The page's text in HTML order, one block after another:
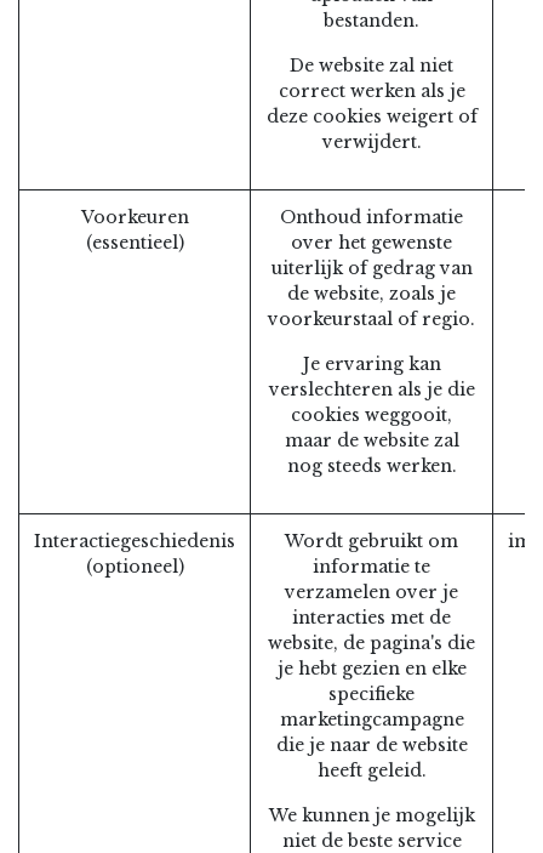
bestanden.
De website zal niet
correct werken als je
deze cookies weigert of
verwijdert.
Voorkeuren
(essentieel)
Onthoud informatie
over het gewenste
uiterlijk of gedrag van
de website, zoals je
voorkeurstaal of regio.
Je ervaring kan
verslechteren als je die
cookies weggooit,
maar de website zal
nog steeds werken.
Interactiegeschiedenis
(optioneel)
Wordt gebruikt om
informatie te
verzamelen over je
interacties met de
website, de pagina's die
je hebt gezien en elke
specifieke
marketingcampagne
die je naar de website
heeft geleid.
We kunnen je mogelijk
niet de beste service